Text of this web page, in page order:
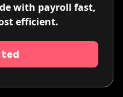
with payroll fast,
efficient.